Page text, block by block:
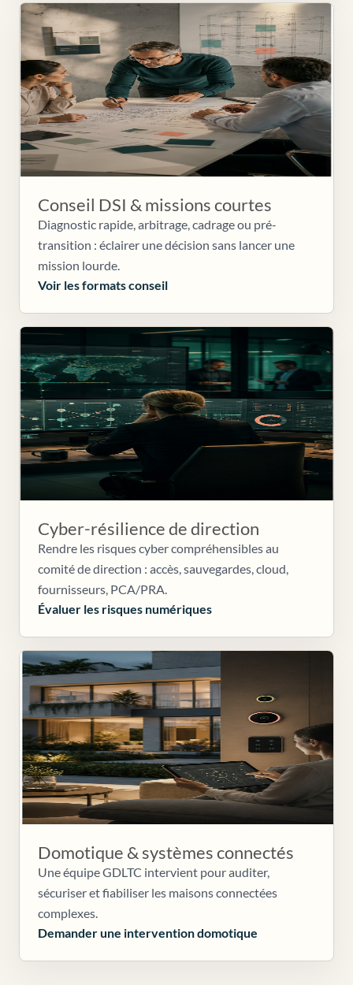
Conseil DSI & missions courtes
Diagnostic rapide, arbitrage, cadrage ou pré-
transition : éclairer une décision sans lancer une
mission lourde.
Voir les formats conseil
Cyber-résilience de direction
Rendre les risques cyber compréhensibles au
comité de direction : accès, sauvegardes, cloud,
fournisseurs, PCA/PRA.
Évaluer les risques numériques
Domotique & systèmes connectés
Une équipe GDLTC intervient pour auditer,
sécuriser et fiabiliser les maisons connectées
complexes.
Demander une intervention domotique